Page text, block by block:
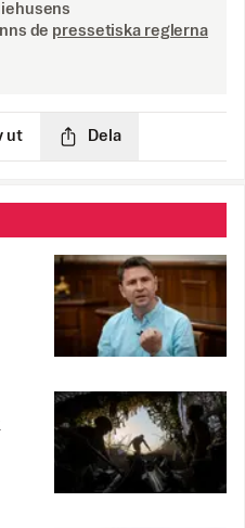
de pressetiska reglerna
ut Dela